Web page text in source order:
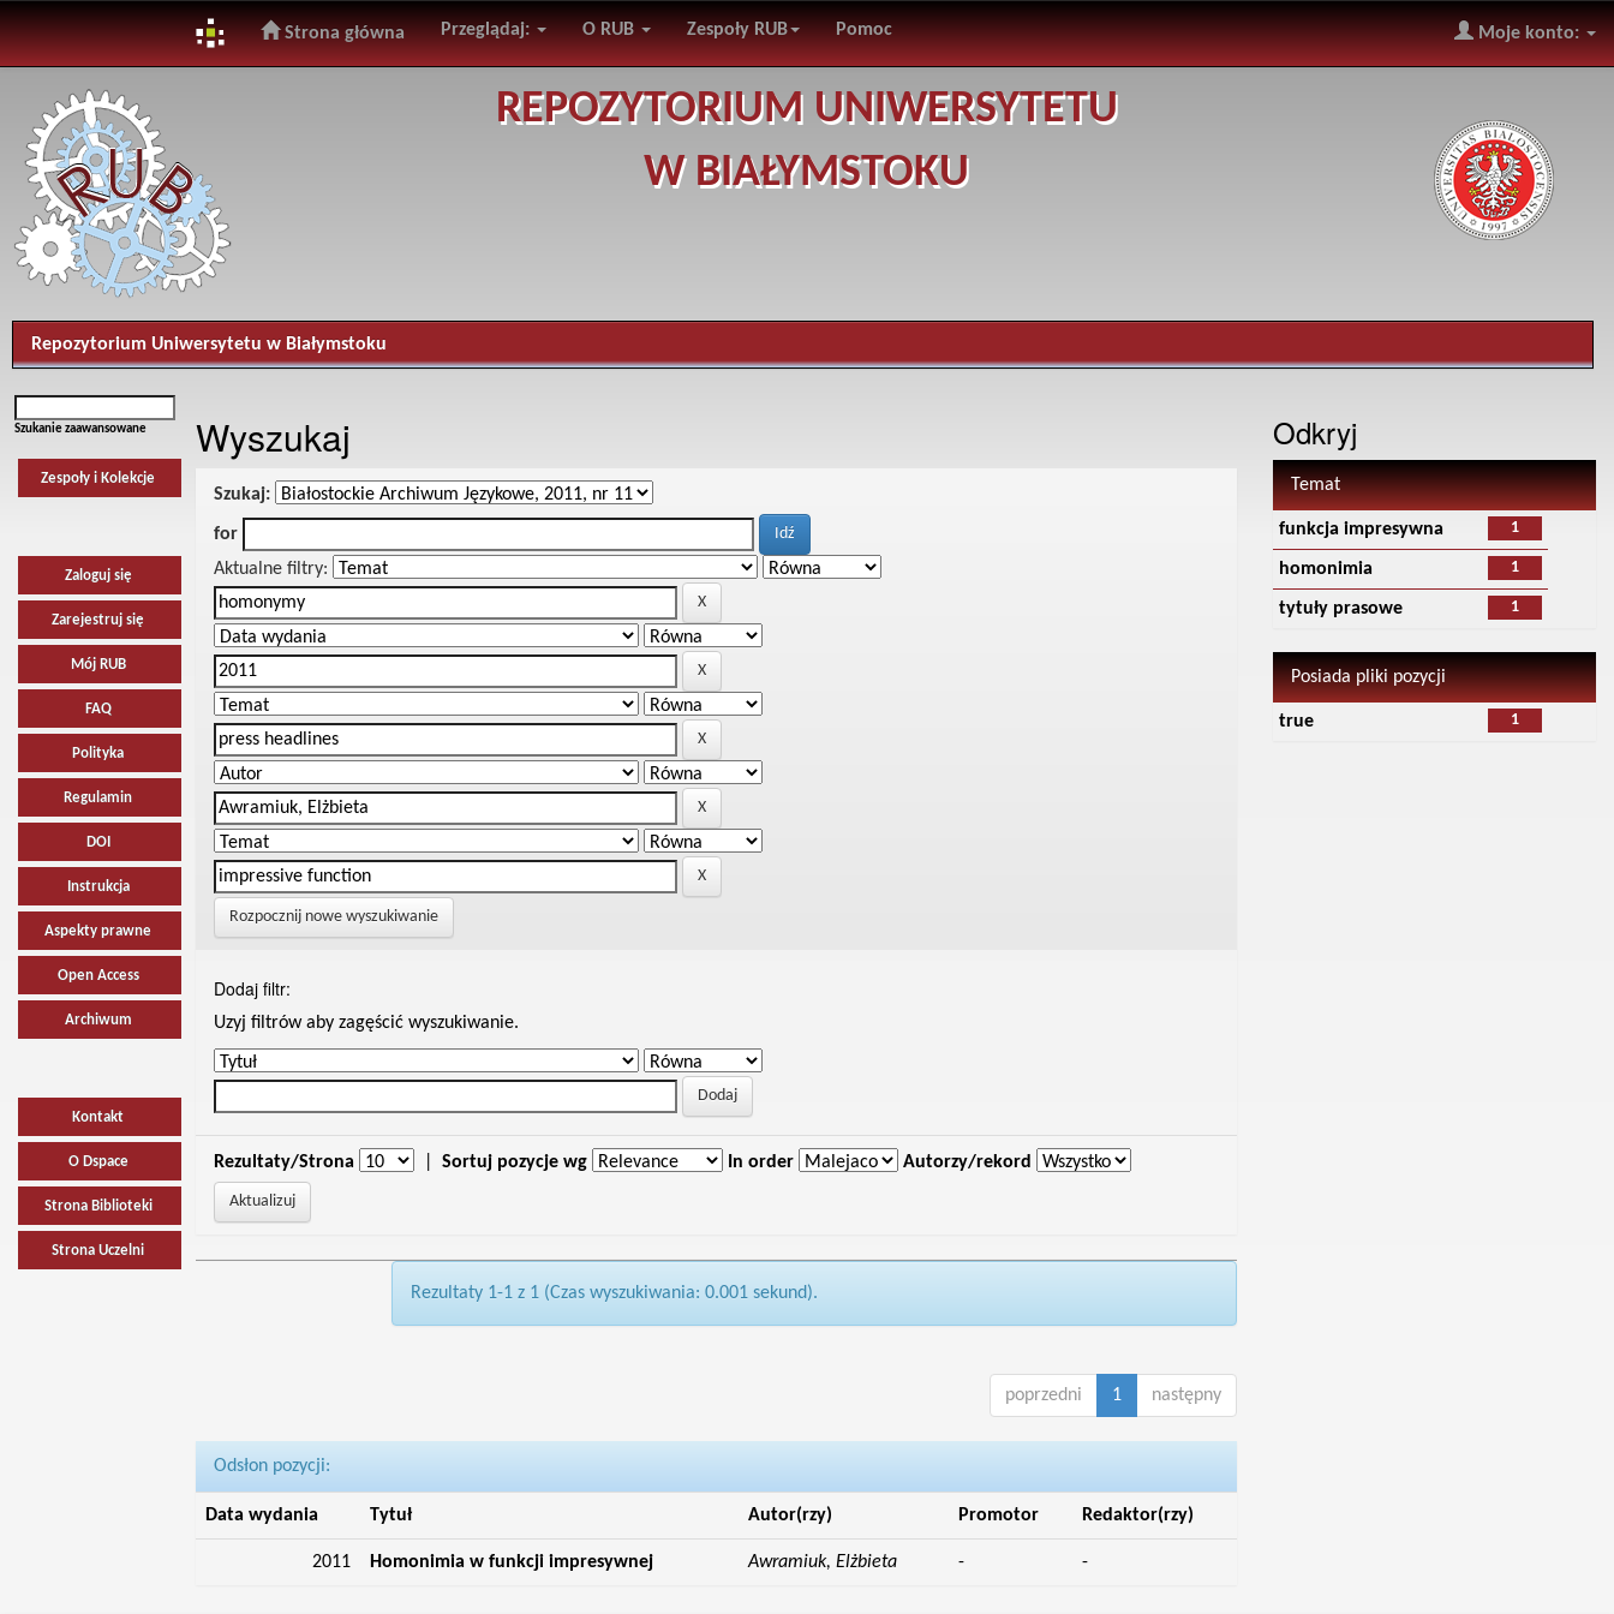
navigation
Strona główna Przeglądaj: O RUB Zespoły RUB Pomoc Moje konto:
REPOZYTORIUM UNIWERSYTETU
W BIAŁYMSTOKU
Repozytorium Uniwersytetu w Białymstoku
Szukanie zaawansowane
Zespoły i Kolekcje
Zaloguj się
Zarejestruj się
Mój RUB
FAQ
Polityka
Regulamin
DOI
Instrukcja
Aspekty prawne
Open Access
Archiwum
Kontakt
O Dspace
Strona Biblioteki
Strona Uczelni
Wyszukaj
Szukaj:
for
Aktualne filtry:
Rozpocznij nowe wyszukiwanie
Dodaj filtr:
Uzyj filtrów aby zagęścić wyszukiwanie.
Rezultaty/Strona Sortuj pozycje wg In order Autorzy/rekord
Rezultaty 1-1 z 1 (Czas wyszukiwania: 0.001 sekund).
poprzedni 1 następny
Odsłon pozycji:
Data wydania Tytuł Autor(rzy) Promotor Redaktor(rzy)
2011 Homonimia w funkcji impresywnej Awramiuk, Elżbieta - -
Odkryj
Temat
1
funkcja impresywna
1
homonimia
1
tytuły prasowe
Posiada pliki pozycji
1
true